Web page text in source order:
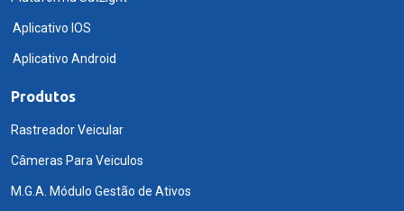
Aplicativo IOS
Aplicativo Android
Produtos
Rastreador Veicular
Câmeras Para Veiculos
M.G.A. Módulo Gestão de Ativos